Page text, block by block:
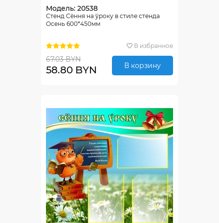
Модель: 20538
Стенд Сёння на ўроку в стиле стенда
Осень 600*450мм
В избранное
67.03 BYN
58.80 BYN В корзину